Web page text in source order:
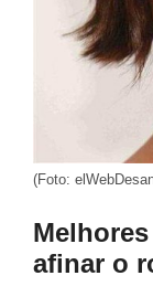
(Foto:
afinar o